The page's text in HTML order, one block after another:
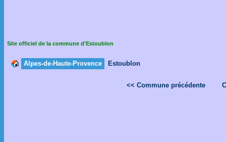
Site officiel de la commune d'Estoublon
Alpes-de-Haute-Provence Estoublon
<< Commune précédente